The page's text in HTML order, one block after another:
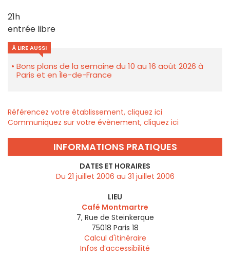
21h
entrée libre
À LIRE AUSSI
Bons plans de la semaine du 10 au 16 août 2026 à
Paris et en Île-de-France
Référencez votre établissement, cliquez ici
Communiquez sur votre évènement, cliquez ici
INFORMATIONS PRATIQUES
DATES ET HORAIRES
Du 21 juillet 2006 au 31 juillet 2006
LIEU
Café Montmartre
7, Rue de Steinkerque
75018 Paris 18
Calcul d'itinéraire
Infos d’accessibilité